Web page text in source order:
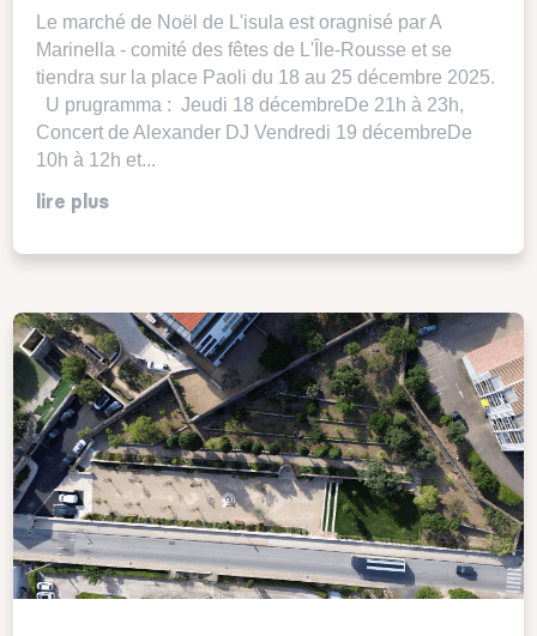
Le marché de Noël de L'isula est oragnisé par A
Marinella - comité des fêtes de L'Île-Rousse et se
tiendra sur la place Paoli du 18 au 25 décembre 2025.
U prugramma : Jeudi 18 décembreDe 21h à 23h,
Concert de Alexander DJ Vendredi 19 décembreDe
10h à 12h et...
lire plus